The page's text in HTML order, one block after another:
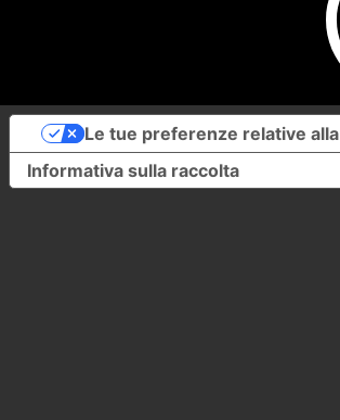
Informativa sulla raccolta
Le tue preferenze relative